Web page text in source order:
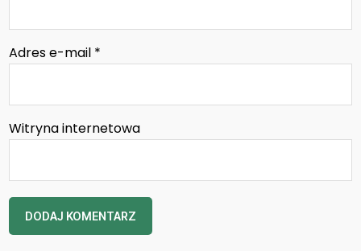
Adres e-mail *
Witryna internetowa